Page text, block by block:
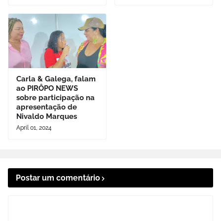
Carla & Galega, falam
ao PIRÔPO NEWS
sobre participação na
apresentação de
Nivaldo Marques
April 01, 2024
Postar um comentário